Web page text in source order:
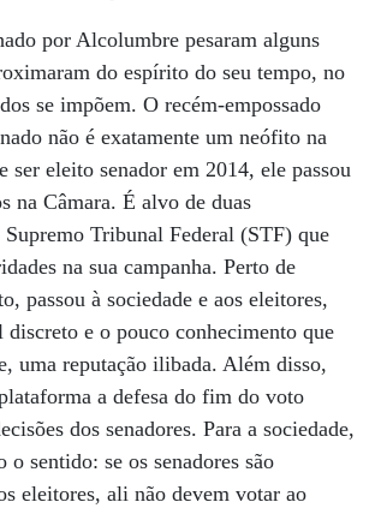
por Alcolumbre pesaram alguns
do espírito do seu tempo, no
se impõem. O recém-empossado
não é exatamente um neófito na
ser eleito senador em 2014, ele passou
na Câmara. É alvo de duas
Supremo Tribunal Federal (STF) que
na sua campanha. Perto de
passou à sociedade e aos eleitores,
discreto e o pouco conhecimento que
uma reputação ilibada. Além disso,
a defesa do fim do voto
dos senadores. Para a sociedade,
o sentido: se os senadores são
eleitores, ali não devem votar ao